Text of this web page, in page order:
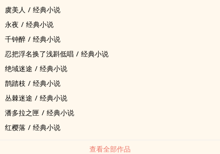
虞美人 / 经典小说
永夜 / 经典小说
千钟醉 / 经典小说
忍把浮名换了浅斟低唱 / 经典小说
绝域迷途 / 经典小说
鹊踏枝 / 经典小说
丛棘迷途 / 经典小说
潘多拉之匣 / 经典小说
红樱落 / 经典小说
查看全部作品